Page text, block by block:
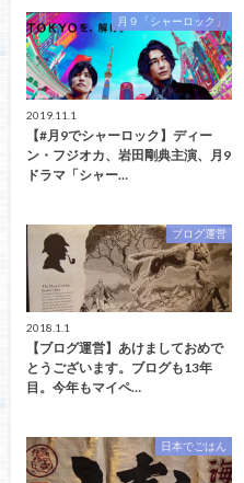
月９「シャーロック」
2019.11.1
【#月9でシャーロック】ディー
ン・フジオカ、岩田剛典主演、月9
ドラマ「シャー…
ブログ運営
2018.1.1
【ブログ運営】あけましておめで
とうございます。ブログも13年
目。今年もマイペ…
日本でごはん